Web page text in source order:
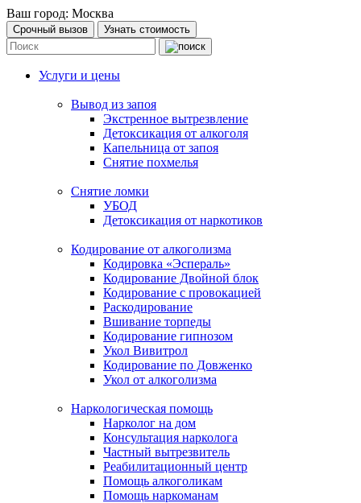
Ваш город: Москва
Срочный вызов Узнать стоимость
Услуги и цены
Вывод из запоя
Экстренное вытрезвление
Детоксикация от алкоголя
Капельница от запоя
Снятие похмелья
Снятие ломки
УБОД
Детоксикация от наркотиков
Кодирование от алкоголизма
Кодировка «Эспераль»
Кодирование Двойной блок
Кодирование с провокацией
Раскодирование
Вшивание торпеды
Кодирование гипнозом
Укол Вивитрол
Кодирование по Довженко
Укол от алкоголизма
Наркологическая помощь
Нарколог на дом
Консультация нарколога
Частный вытрезвитель
Реабилитационный центр
Помощь алкоголикам
Помощь наркоманам